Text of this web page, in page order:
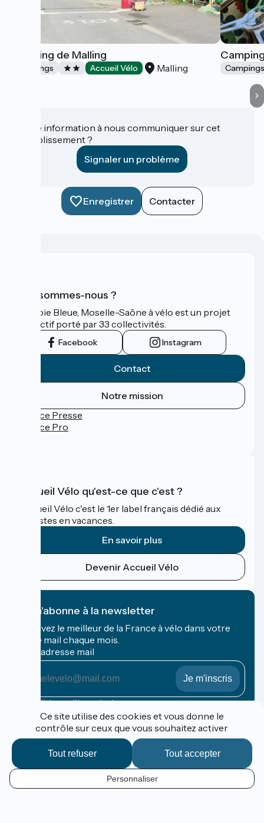
FR
Camping de Malling
Campings Accueil Vélo Malling
Une information à nous communiquer sur cet
établissement ?
Signaler un problème
Enregistrer Contacter
Qui sommes-nous ?
La Voie Bleue, Moselle-Saône à vélo est un projet
collectif porté par 33 collectivités.
Facebook Instagram
Contact
Notre mission
Espace Presse
Espace Pro
Accueil Vélo qu'est-ce que c'est ?
Accueil Vélo c'est le 1er label français dédié aux
cyclistes en vacances.
En savoir plus
Devenir Accueil Vélo
Je m'abonne à la newsletter
Recevez le meilleur de la France à vélo dans votre
boîte mail chaque mois.
Mon adresse mail
Mon
adresse
mail
Conditions d'inscription
Financé dans le cadre de Destination France
Espace Pro / Presse
Ce site utilise des cookies et vous donne le
contrôle sur ceux que vous souhaitez activer
Tout accepter
Tout refuser
Personnaliser